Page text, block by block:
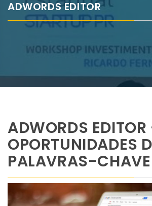
ADWORDS EDITOR
ADWORDS EDITOR
OPORTUNIDADES
PALAVRAS-CHAVE